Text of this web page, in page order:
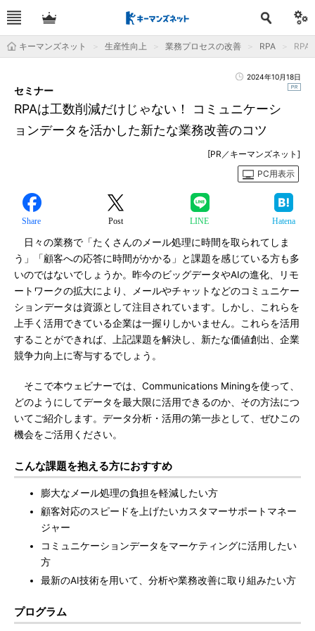
キーマンズネット 生産性向上 業務プロセスの改善 RPA RPA
2024年10月18日
RPAは工数削減だけじゃない！ コミュニケーシ
ョンデータを活かした新たな業務改善のコツ
セミナー
[PR／キーマンズネット]
PC用表示
Share Post LINE Hatena
日々の業務で「たくさんのメール処理に時間を取られてしま
う」「顧客への応答に時間がかかる」と課題を感じている方も多
いのではないでしょうか。昨今のビッグデータやAIの進化、リモ
ートワークの拡大により、メールやチャットなどのコミュニケー
ションデータは資源として注目されています。しかし、これらを
上手く活用できている企業は一握りしかいません。これらを活用
することができれば、上記課題を解決し、新たな価値創出、企業
競争力向上に寄与するでしょう。
そこで本ウェビナーでは、Communications Miningを使って、
どのようにしてデータを最大限に活用できるのか、その方法につ
いてご紹介します。データ分析・活用の第一歩として、ぜひこの
機会をご活用ください。
こんな課題を抱える方におすすめ
膨大なメール処理の負担を軽減したい方
顧客対応のスピードを上げたいカスタマーサポートマネー
ジャー
コミュニケーションデータをマーケティングに活用したい
方
最新のAI技術を用いて、分析や業務改善に取り組みたい方
プログラム